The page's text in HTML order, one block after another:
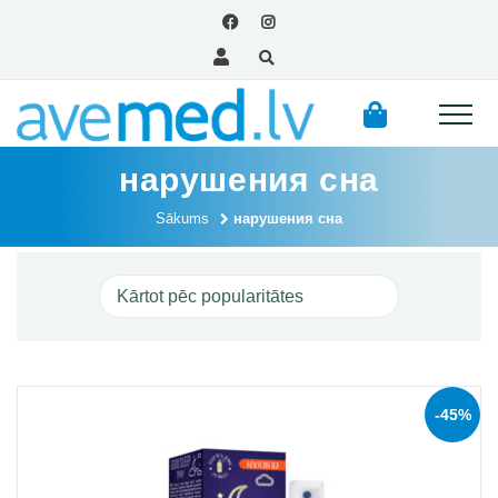
нарушения сна
Sākums нарушения сна
-45%